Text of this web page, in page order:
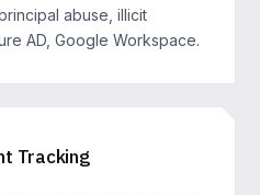
abuse, illicit
AD, Google Workspace.
Tracking